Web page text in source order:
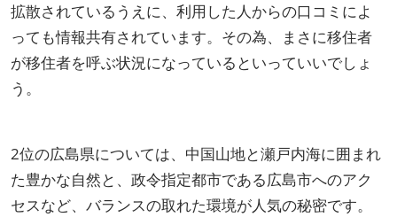
拡散されているうえに、利用した人からの口コミによ
っても情報共有されています。その為、まさに移住者
が移住者を呼ぶ状況になっているといっていいでしょ
う。
2位の広島県については、中国山地と瀬戸内海に囲まれ
た豊かな自然と、政令指定都市である広島市へのアク
セスなど、バランスの取れた環境が人気の秘密です。